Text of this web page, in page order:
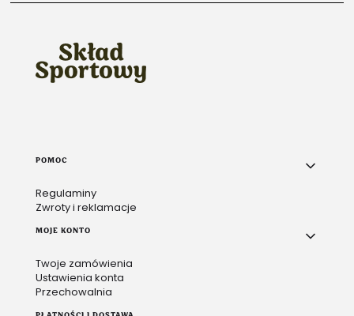
Linki w stopce
POMOC
Regulaminy
Zwroty i reklamacje
MOJE KONTO
Twoje zamówienia
Ustawienia konta
Przechowalnia